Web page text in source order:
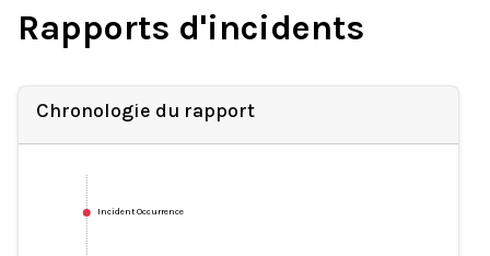
Rapports d'incidents
Chronologie du rapport
Incident Occurrence